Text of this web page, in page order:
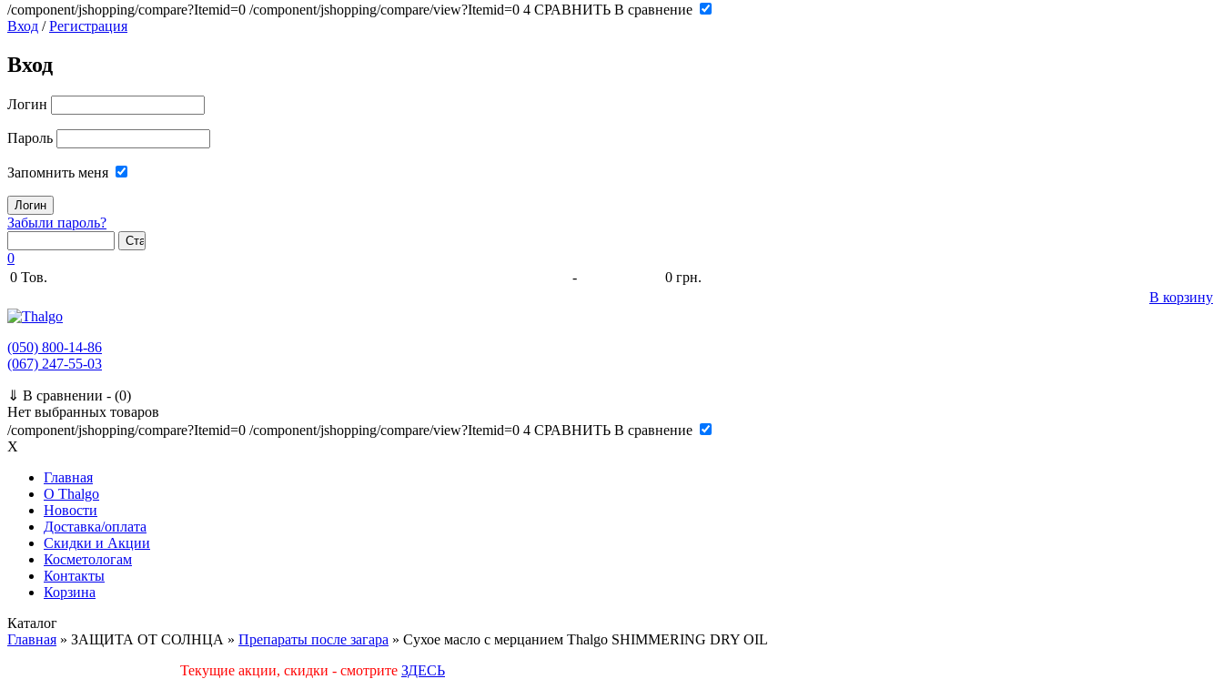
/component/jshopping/compare?Itemid=0 /component/jshopping/compare/view?Itemid=0 4 СРАВНИТЬ В сравнение
Вход /Регистрация
Вход
Логин
Пароль
Запомнить меня
Забыли пароль?
0
0 Тов. -
0 грн.
В корзину
(050) 800-14-86
(067) 247-55-03
⇓ В сравнении - (0)
Нет выбранных товаров
/component/jshopping/compare?Itemid=0 /component/jshopping/compare/view?Itemid=0 4 СРАВНИТЬ В сравнение
X
Главная
O Thalgo
Новости
Доставка/оплата
Скидки и Акции
Косметологам
Контакты
Корзина
Каталог
Главная » ЗАЩИТА ОТ СОЛНЦА » Препараты после загара » Сухое масло с мерцанием Thalgo SHIMMERING DRY OIL
Текущие акции, скидки - смотрите ЗДЕСЬ